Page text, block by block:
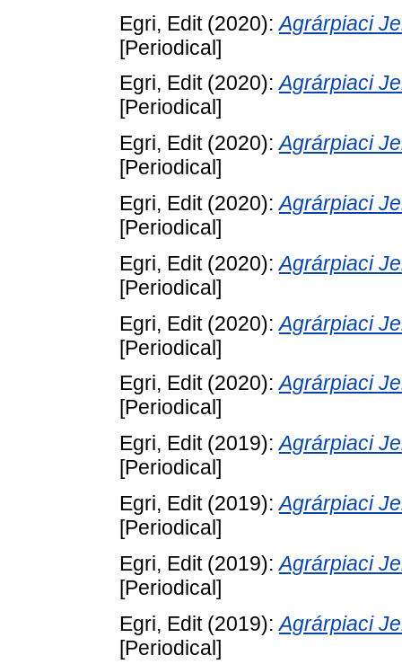
Egri, Edit(2020):Agrárpiaci
[Periodical]
Egri, Edit(2020):Agrárpiaci
[Periodical]
Egri, Edit(2020):Agrárpiaci
[Periodical]
Egri, Edit(2020):Agrárpiaci
[Periodical]
Egri, Edit(2020):Agrárpiaci
[Periodical]
Egri, Edit(2020):Agrárpiaci
[Periodical]
Egri, Edit(2020):Agrárpiaci
[Periodical]
Egri, Edit(2019):Agrárpiaci
[Periodical]
Egri, Edit(2019):Agrárpiaci
[Periodical]
Egri, Edit(2019):Agrárpiaci
[Periodical]
Egri, Edit(2019):Agrárpiaci
[Periodical]